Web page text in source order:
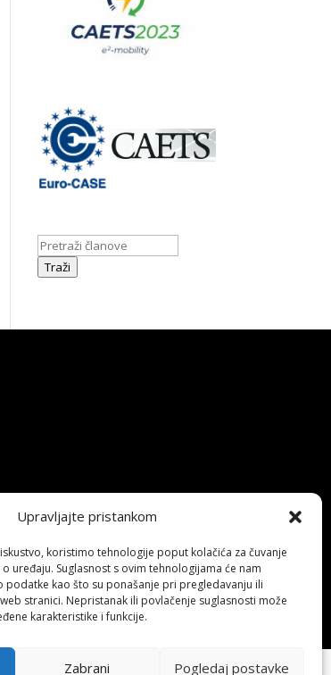
Upravljajte pristankom
koristimo tehnologije poput kolačića za čuvanje
uređaju. Suglasnost s ovim tehnologijama će nam
kao što su ponašanje pri pregledavanju ili
stranici. Nepristanak ili povlačenje suglasnosti može
karakteristike i funkcije.
Zabrani Pogledaj postavke
Traži